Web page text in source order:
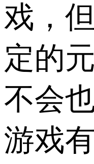
戏，
定的
不会
游戏